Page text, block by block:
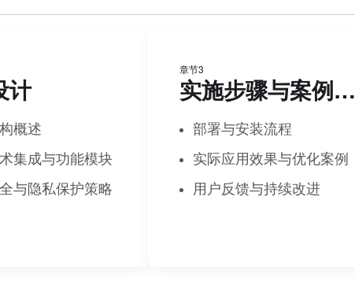
计
概述
集成与功能模块
与隐私保护策略
章节3
实施步骤与案例分析
部署与安装流程
实际应用效果与优化案例
用户反馈与持续改进